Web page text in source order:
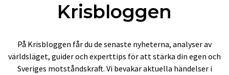
Krisbloggen
På Krisbloggen får du de senaste nyheterna, analyser av
världsläget, guider och experttips för att stärka din egen och
Sveriges motståndskraft. Vi bevakar aktuella händelser i